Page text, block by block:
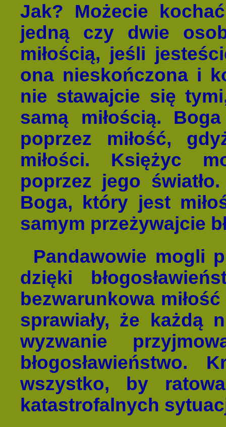
Jak? Możecie
jedną czy dwie
miłością, jeśli
ona nieskończona i
nie stawajcie się
samą miłością.
poprzez miłość,
miłości. Księżyc
poprzez jego
Boga, który jest
samym przeżywajcie
Pandawowie mogli
dzięki
bezwarunkowa
sprawiały, że każdą
wyzwanie
wszystko, by
katastrofalnych